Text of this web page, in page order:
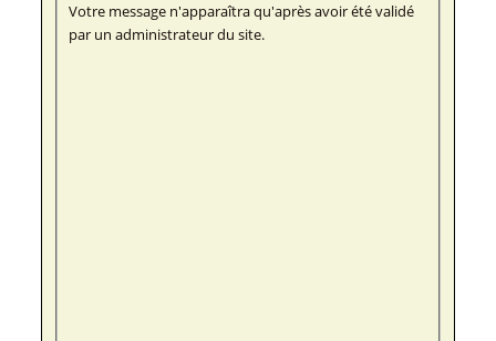
Votre message n'apparaîtra qu'après avoir été validé
par un administrateur du site.